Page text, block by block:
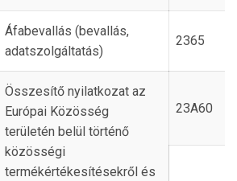
Áfabevallás (bevallás,
adatszolgáltatás)
2365
Összesítő nyilatkozat az
Európai Közösség
területén belül történő
közösségi
termékértékesítésekről és
23A60